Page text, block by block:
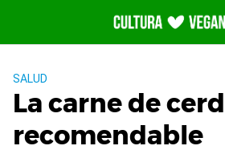
contenido
SALUD
La carne de
recomendable